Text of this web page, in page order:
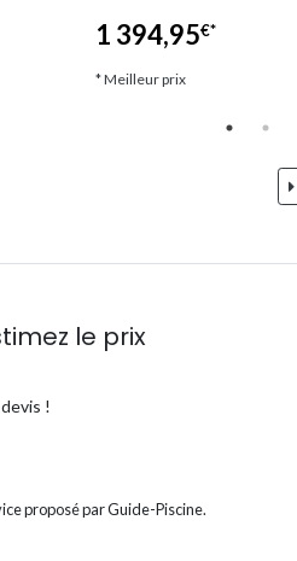
1 394,95€*
* Meilleur prix
le prix
!
proposé par Guide-Piscine.